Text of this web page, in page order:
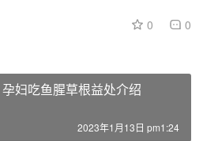
0 0
妇吃鱼腥草根益处介绍
2023年1月13日 pm1:24